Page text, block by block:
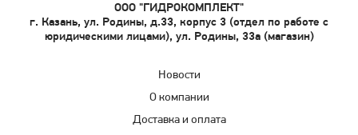
ООО "ГИДРОКОМПЛЕКТ"
г. Казань, ул. Родины, д.33, корпус 3 (отдел по работе с
юридическими лицами), ул. Родины, 33а (магазин)
Новости
О компании
Доставка и оплата